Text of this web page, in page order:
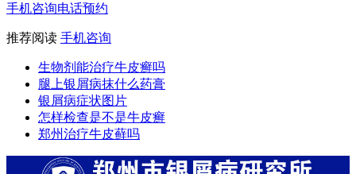
手机咨询电话预约
推荐阅读 手机咨询
生物剂能治疗牛皮癣吗
腿上银屑病抹什么药膏
银屑病症状图片
怎样检查是不是牛皮癣
郑州治疗牛皮藓吗